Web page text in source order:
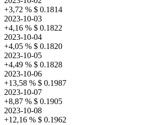
+3,72 % $ 0.1814
2023-10-03
+4,16 % $ 0.1822
2023-10-04
+4,05 % $ 0.1820
2023-10-05
+4,49 % $ 0.1828
2023-10-06
+13,58 % $ 0.1987
2023-10-07
+8,87 % $ 0.1905
2023-10-08
+12,16 % $ 0.1962